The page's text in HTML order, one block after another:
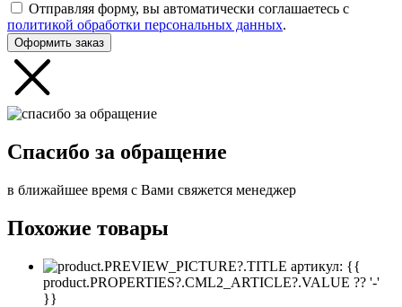
Отправляя форму, вы автоматически соглашаетесь с
политикой обработки персональных данных.
Оформить заказ
Спасибо за обращение
в ближайшее время с Вами свяжется менеджер
Похожие товары
артикул: {{
product.PROPERTIES?.CML2_ARTICLE?.VALUE ?? '-'
}}